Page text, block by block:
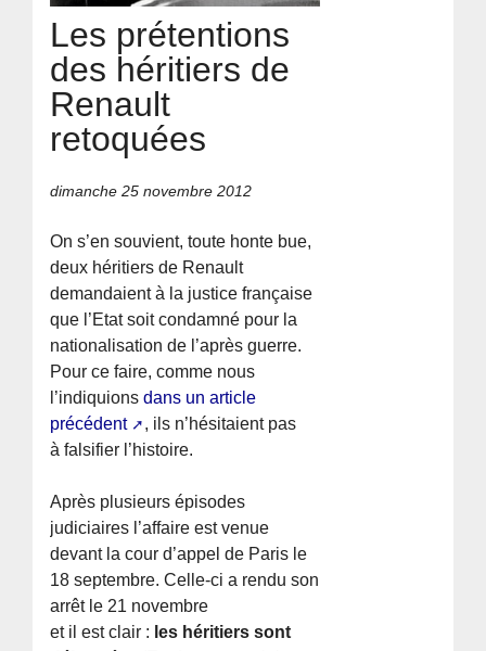
Les prétentions
des héritiers de
Renault
retoquées
dimanche 25 novembre 2012
On s’en souvient, toute honte bue,
deux héritiers de Renault
demandaient à la justice française
que l’Etat soit condamné pour la
nationalisation de l’après guerre.
Pour ce faire, comme nous
l’indiquionsdans un article
précédent
, ils n’hésitaient pas
à falsifier l’histoire.
Après plusieurs épisodes
judiciaires l’affaire est venue
devant la cour d’appel de Paris le
18 septembre. Celle-ci a rendu son
arrêt le 21 novembre
et il est clair : les héritiers sont